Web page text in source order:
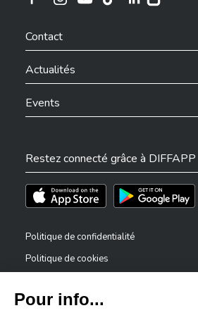
Ville de Differdange sur Instagram
Contact
Actualités
Events
Restez connecté grâce à DIFFAPP
Téléchargez l'app sur l'App Store
Téléchargez
Politique de confidentialité
Politique de cookies
Déclaration d’accessibilité